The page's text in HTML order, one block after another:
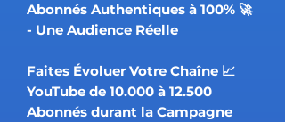
🚀 Abonnés Authentiques à 100%
- Une Audience Réelle
📈 Faites Évoluer Votre Chaîne
YouTube de 10.000 à 12.500
Abonnés durant la Campagne